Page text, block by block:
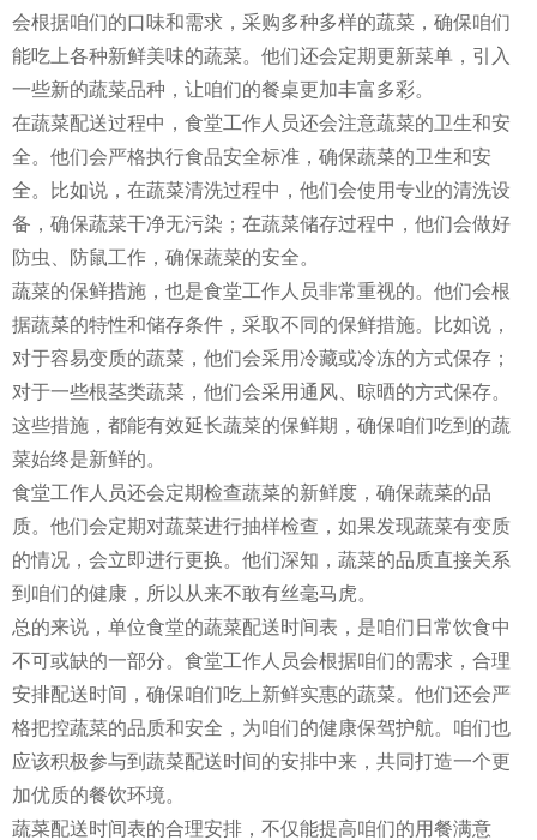
会根据咱们的口味和需求，采购多种多样的蔬菜，确保咱们
能吃上各种新鲜美味的蔬菜。他们还会定期更新菜单，引入
一些新的蔬菜品种，让咱们的餐桌更加丰富多彩。
在蔬菜配送过程中，食堂工作人员还会注意蔬菜的卫生和安
全。他们会严格执行食品安全标准，确保蔬菜的卫生和安
全。比如说，在蔬菜清洗过程中，他们会使用专业的清洗设
备，确保蔬菜干净无污染；在蔬菜储存过程中，他们会做好
防虫、防鼠工作，确保蔬菜的安全。
蔬菜的保鲜措施，也是食堂工作人员非常重视的。他们会根
据蔬菜的特性和储存条件，采取不同的保鲜措施。比如说，
对于容易变质的蔬菜，他们会采用冷藏或冷冻的方式保存；
对于一些根茎类蔬菜，他们会采用通风、晾晒的方式保存。
这些措施，都能有效延长蔬菜的保鲜期，确保咱们吃到的蔬
菜始终是新鲜的。
食堂工作人员还会定期检查蔬菜的新鲜度，确保蔬菜的品
质。他们会定期对蔬菜进行抽样检查，如果发现蔬菜有变质
的情况，会立即进行更换。他们深知，蔬菜的品质直接关系
到咱们的健康，所以从来不敢有丝毫马虎。
总的来说，单位食堂的蔬菜配送时间表，是咱们日常饮食中
不可或缺的一部分。食堂工作人员会根据咱们的需求，合理
安排配送时间，确保咱们吃上新鲜实惠的蔬菜。他们还会严
格把控蔬菜的品质和安全，为咱们的健康保驾护航。咱们也
应该积极参与到蔬菜配送时间的安排中来，共同打造一个更
加优质的餐饮环境。
蔬菜配送时间表的合理安排，不仅能提高咱们的用餐满意